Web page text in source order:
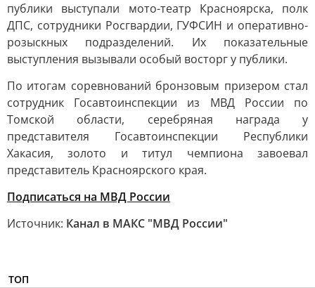
публики выступали мото-театр Красноярска, полк
ДПС, сотрудники Росгвардии, ГУФСИН и оперативно-
розыскных подразделений. Их показательные
выступления вызывали особый восторг у публики.
По итогам соревнований бронзовым призером стал
сотрудник Госавтоинспекции из МВД России по
Томской области, серебряная награда у
представителя Госавтоинспекции Республики
Хакасия, золото и титул чемпиона завоевал
представитель Красноярского края.
Подписаться на МВД России
Источник: Канал в МАКС "МВД России"
ТОП